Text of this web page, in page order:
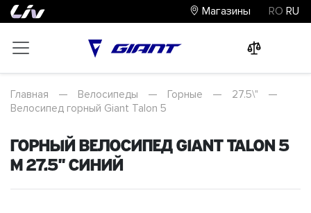
Магазины RO RU
Главная — Велосипеды — Горные — 27.5\"
—
Велосипед горный Giant Talon 5
Горный велосипед Giant Talon 5
M 27.5" Синий